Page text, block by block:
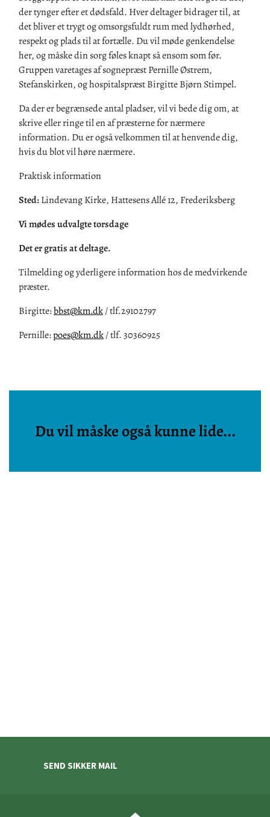
der tynger efter et dødsfald. Hver deltager bidrager til, at
det bliver et trygt og omsorgsfuldt rum med lydhørhed,
respekt og plads til at fortælle. Du vil møde genkendelse
her, og måske din sorg føles knapt så ensom som før.
Gruppen varetages af sognepræst Pernille Østrem,
Stefanskirken, og hospitalspræst Birgitte Bjørn Stimpel.
Da der er begrænsede antal pladser, vil vi bede dig om, at
skrive eller ringe til en af præsterne for nærmere
information. Du er også velkommen til at henvende dig,
hvis du blot vil høre nærmere.
Praktisk information
Sted:Lindevang Kirke, Hattesens Allé 12, Frederiksberg
Vi mødes udvalgte torsdage
Det er gratis at deltage.
Tilmelding og yderligere information hos de medvirkende
præster.
Birgitte:bbst@km.dk/ tlf.29102797
Pernille:poes@km.dk/ tlf. 30360925
Du vil måske også kunne lide...
SEND SIKKER MAIL